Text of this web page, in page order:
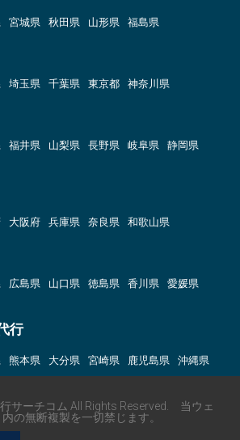
宮城県 秋田県 山形県 福島県
埼玉県 千葉県 東京都 神奈川県
福井県 山梨県 長野県 岐阜県
静岡県
大阪府 兵庫県 奈良県 和歌山県
広島県 山口県 徳島県 香川県
愛媛県
行
熊本県 大分県 宮崎県 鹿児島県 沖縄県
サーチコム All Rights Reserved. 当ウェ
の無断複製を一切禁じます。